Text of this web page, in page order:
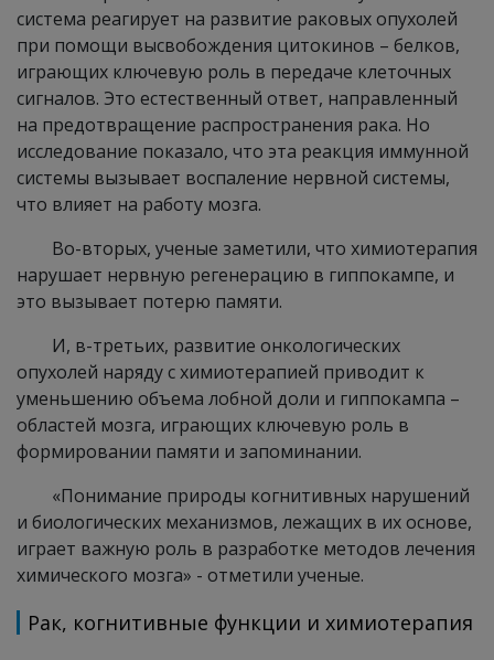
система реагирует на развитие раковых опухолей
при помощи высвобождения цитокинов – белков,
играющих ключевую роль в передаче клеточных
сигналов. Это естественный ответ, направленный
на предотвращение распространения рака. Но
исследование показало, что эта реакция иммунной
системы вызывает воспаление нервной системы,
что влияет на работу мозга.
Во-вторых, ученые заметили, что химиотерапия
нарушает нервную регенерацию в гиппокампе, и
это вызывает потерю памяти.
И, в-третьих, развитие онкологических
опухолей наряду с химиотерапией приводит к
уменьшению объема лобной доли и гиппокампа –
областей мозга, играющих ключевую роль в
формировании памяти и запоминании.
«Понимание природы когнитивных нарушений
и биологических механизмов, лежащих в их основе,
играет важную роль в разработке методов лечения
химического мозга» - отметили ученые.
Рак, когнитивные функции и химиотерапия